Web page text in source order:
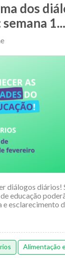
dos
1...
diálogos diários!
educação
esclarecimento
Alimentação